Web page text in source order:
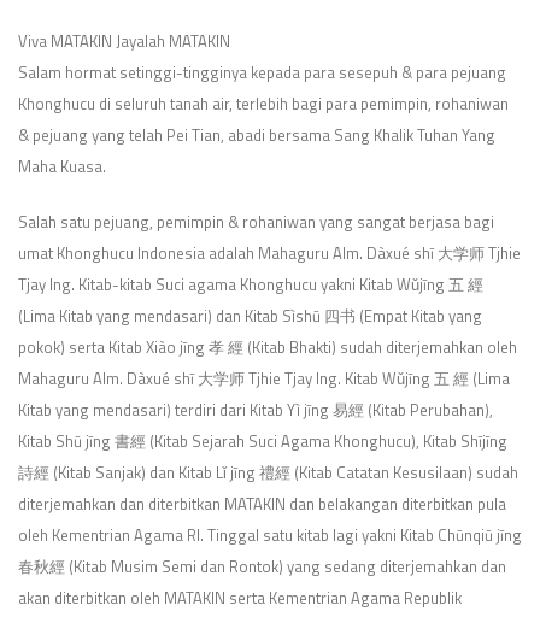
Viva MATAKIN Jayalah MATAKIN
Salam hormat setinggi-tingginya kepada para sesepuh & para pejuang
Khonghucu di seluruh tanah air, terlebih bagi para pemimpin, rohaniwan
& pejuang yang telah Pei Tian, abadi bersama Sang Khalik Tuhan Yang
Maha Kuasa.
Salah satu pejuang, pemimpin & rohaniwan yang sangat berjasa bagi
umat Khonghucu Indonesia adalah Mahaguru Alm. Dàxué shī 大学师 Tjhie
Tjay Ing. Kitab-kitab Suci agama Khonghucu yakni Kitab Wǔjīng 五 經
(Lima Kitab yang mendasari) dan Kitab Sìshū 四书 (Empat Kitab yang
pokok) serta Kitab Xiào jīng 孝 經 (Kitab Bhakti) sudah diterjemahkan oleh
Mahaguru Alm. Dàxué shī 大学师 Tjhie Tjay Ing. Kitab Wǔjīng 五 經 (Lima
Kitab yang mendasari) terdiri dari Kitab Yì jīng 易經 (Kitab Perubahan),
Kitab Shū jīng 書經 (Kitab Sejarah Suci Agama Khonghucu), Kitab Shījīng
詩經 (Kitab Sanjak) dan Kitab Lǐ jīng 禮經 (Kitab Catatan Kesusilaan) sudah
diterjemahkan dan diterbitkan MATAKIN dan belakangan diterbitkan pula
oleh Kementrian Agama RI. Tinggal satu kitab lagi yakni Kitab Chūnqiū jīng
春秋經 (Kitab Musim Semi dan Rontok) yang sedang diterjemahkan dan
akan diterbitkan oleh MATAKIN serta Kementrian Agama Republik